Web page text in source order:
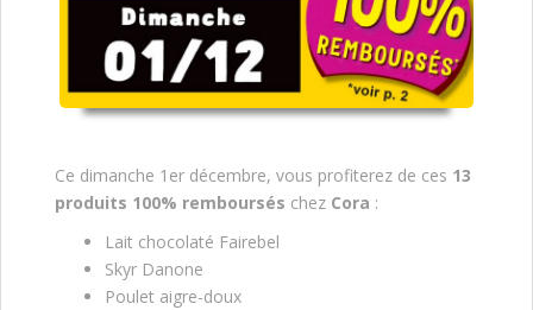
Ce dimanche 1er décembre, vous profiterez de ces 13
produits 100% remboursés chez Cora :
Lait chocolaté Fairebel
Skyr Danone
Poulet aigre-doux